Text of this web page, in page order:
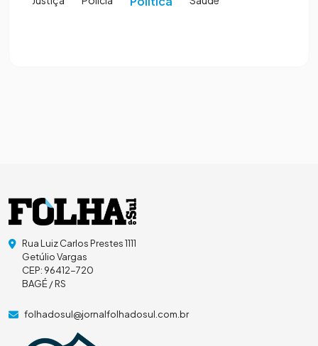
Rua Luiz Carlos Prestes 1111
Getúlio Vargas
CEP: 96412-720
BAGÉ / RS
folhadosul@jornalfolhadosul.com.br